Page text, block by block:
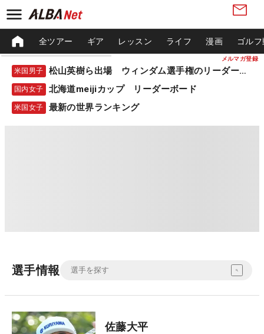
メルマガ登録
全ツアー ギア レッスン ライフ 漫画 ゴル
米国男子 松山英樹ら出場 ウィンダム選手権のリーダーボード
国内女子 北海道meijiカップ リーダーボード
米国女子 最新の世界ランキング
選手情報
佐藤大平